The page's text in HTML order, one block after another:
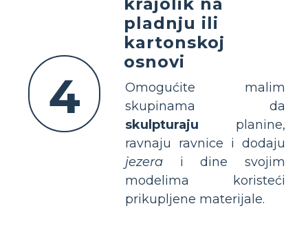
4
pladnju ili
kartonskoj
osnovi
Omogućite malim
skupinama da
skulpturaju planine,
ravnaju ravnice i dodaju
jezera i dine svojim
modelima koristeći
prikupljene materijale.